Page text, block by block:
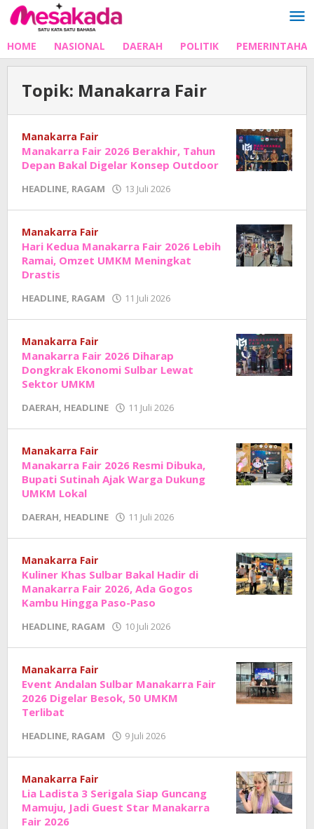
Lewati
ke
HOME NASIONAL DAERAH POLITIK
Topik: Manakarra Fair
Manakarra Fair
Manakarra Fair 2026 Berakhir, Tahun
Depan Bakal Digelar Konsep Outdoor
HEADLINE, RAGAM 13 Juli 2026
Junaedi
Manakarra Fair
Hari Kedua Manakarra Fair 2026 Lebih
Ramai, Omzet UMKM Meningkat
Drastis
HEADLINE, RAGAM 11 Juli 2026
Junaedi
Manakarra Fair
Manakarra Fair 2026 Diharap
Dongkrak Ekonomi Sulbar Lewat
Sektor UMKM
DAERAH, HEADLINE 11 Juli 2026
Junaedi
Manakarra Fair
Manakarra Fair 2026 Resmi Dibuka,
Bupati Sutinah Ajak Warga Dukung
UMKM Lokal
DAERAH, HEADLINE 11 Juli 2026
Junaedi
Manakarra Fair
Kuliner Khas Sulbar Bakal Hadir di
Manakarra Fair 2026, Ada Gogos
Kambu Hingga Paso-Paso
HEADLINE, RAGAM 10 Juli 2026
Junaedi
Manakarra Fair
Event Andalan Sulbar Manakarra Fair
2026 Digelar Besok, 50 UMKM
Terlibat
HEADLINE, RAGAM 9 Juli 2026
Junaedi
Manakarra Fair
Lia Ladista 3 Serigala Siap Guncang
Mamuju, Jadi Guest Star Manakarra
Fair 2026